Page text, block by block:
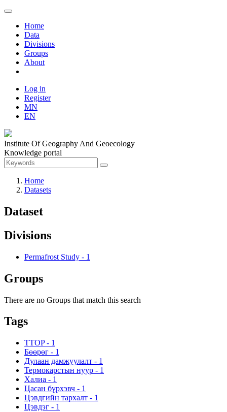
Home
Data
Divisions
Groups
About
Log in
Register
MN
EN
Institute Of Geography And Geoecology
Knowledge portal
Home
Datasets
Dataset
Divisions
Permafrost Study - 1
Groups
There are no Groups that match this search
Tags
TTOP - 1
Бөөрөг - 1
Дулаан дамжуулалт - 1
Термокарстын нуур - 1
Халиа - 1
Цасан бүрхэвч - 1
Цэвдгийн тархалт - 1
Цэвдэг - 1